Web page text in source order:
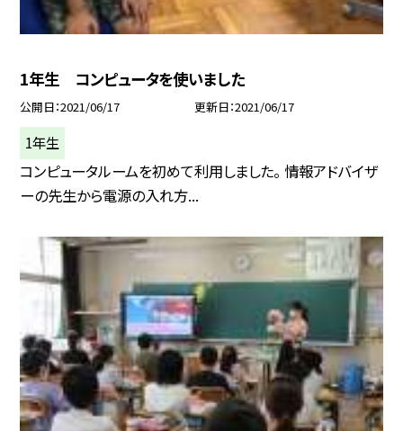
1年生 コンピュータを使いました
公開日 2021/06/17 更新日 2021/06/17
1年生
コンピュータルームを初めて利用しました。 情報アドバイザ
ーの先生から電源の入れ方...